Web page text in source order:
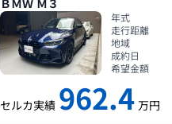
ＢＭＷ Ｍ３
年式
走行距離
地域
成約日
希望金額
セルカ実績 962.4 万円